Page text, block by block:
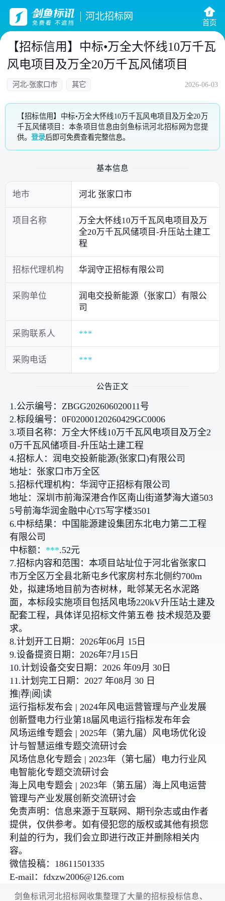
河北招标网
首页
【招标信用】中标•万全大怀线10万千瓦
风电项目及万全20万千瓦风储项目
河北-张家口市 其它 2026-06-03
【招标信用】中标•万全大怀线10万千瓦风电项目及万全20万
千瓦风储项目：本条项目信息由剑鱼标讯河北招标网为您提
供。登录后即可免费查看完整信息。
基本信息
地市 河北 张家口市
项目名称
万全大怀线10万千瓦风电项目及万
全20万千瓦风储项目-升压站土建工
程
招标代理机构 华润守正招标有限公司
采购单位
润电交投新能源（张家口）有限公
司
采购联系人 ***
采购电话 ***
公告正文
1.公示编号：ZBGG202606020011号
2.标段编号：0F02000120260429GC0006
3.项目名称：万全大怀线10万千瓦风电项目及万全2
0万千瓦风储项目-升压站土建工程
4.招标人：润电交投新能源(张家口)有限公司
地址：张家口市万全区
5.招标代理机构：华润守正招标有限公司
地址：深圳市前海深港合作区南山街道梦海大道503
5号前海华润金融中心T5写字楼3501
6.中标结果：中国能源建设集团东北电力第二工程
有限公司
中标额： ***.52元
7.招标内容和范围：本项目站址位于河北省张家口
市万全区万全县北新屯乡代家房村东北侧约700m
处，拟建场地目前为杏树林，毗邻某无名水泥路
面，本标段实施项目包括风电场220kV升压站土建及
配套工程，具体详见招标文件第五卷 技术规范及要
求。
8.计划开工日期：2026年06月 15日
9.设备提资日期：2026年7月15日
10.计划设备交安日期：2026 年09月 30日
11.计划完工日期：2027 年08月 30 日
推|荐|阅|读
运行指标发布会 | 2024年风电运营管理与产业发展
创新暨电力行业第18届风电运行指标发布年会
风场运维专题会 | 2025年（第九届）风电场优化设
计与智慧运维专题交流研讨会
风场信息化专题会 | 2023年（第七届）电力行业风
电智能化专题交流研讨会
海上风电专题会 | 2023年（第五届）海上风电运营
管理与产业发展创新交流研讨会
免责声明：信息来源于互联网、期刊杂志或由作者
提供，仅供参考。如有侵犯您的版权或其他有损您
利益的行为，我们会立即进行改正并删除相关内
容。
微信投稿：18611501335
E-mail：fdxzw2006@126.com
剑鱼标讯河北招标网收集整理了大量的招标投标信息、